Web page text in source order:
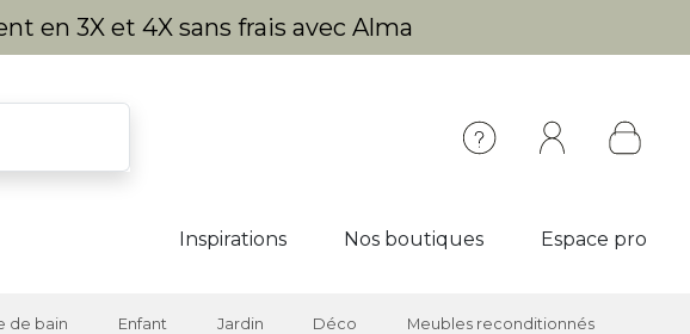
en 3X et 4X sans frais avec Alma
Inspirations Nos boutiques Espace pro
de bain Enfant Jardin Déco Meubles reconditionnés